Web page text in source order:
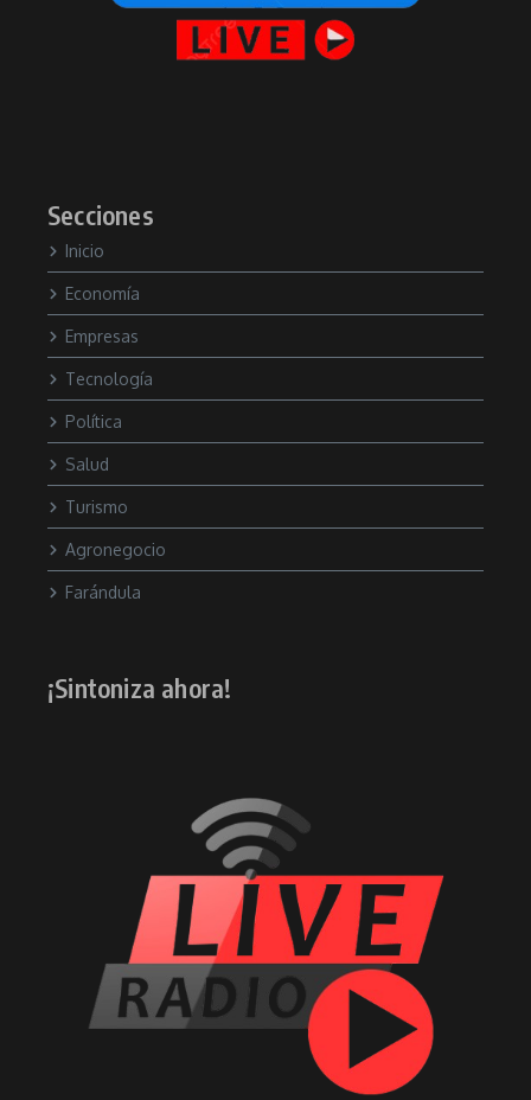
Secciones
Inicio
Economía
Empresas
Tecnología
Política
Salud
Turismo
Agronegocio
Farándula
¡Sintoniza ahora!